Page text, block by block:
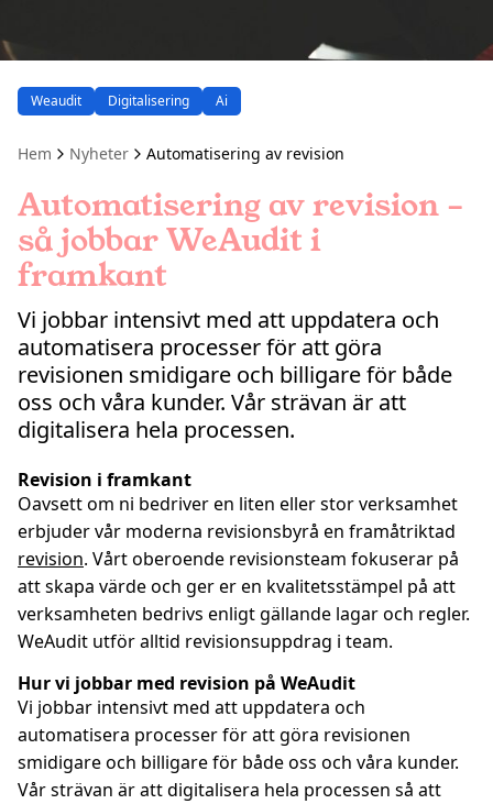
Weaudit Digitalisering Ai
Hem Nyheter Automatisering av revision
Automatisering av revision –
så jobbar WeAudit i
framkant
Vi jobbar intensivt med att uppdatera och
automatisera processer för att göra
revisionen smidigare och billigare för både
oss och våra kunder. Vår strävan är att
digitalisera hela processen.
Revision i framkant
Oavsett om ni bedriver en liten eller stor verksamhet
erbjuder vår moderna revisionsbyrå en framåtriktad
revision. Vårt oberoende revisionsteam fokuserar på
att skapa värde och ger er en kvalitetsstämpel på att
verksamheten bedrivs enligt gällande lagar och regler.
WeAudit utför alltid revisionsuppdrag i team.
Hur vi jobbar med revision på WeAudit
Vi jobbar intensivt med att uppdatera och
automatisera processer för att göra revisionen
smidigare och billigare för både oss och våra kunder.
Vår strävan är att digitalisera hela processen så att